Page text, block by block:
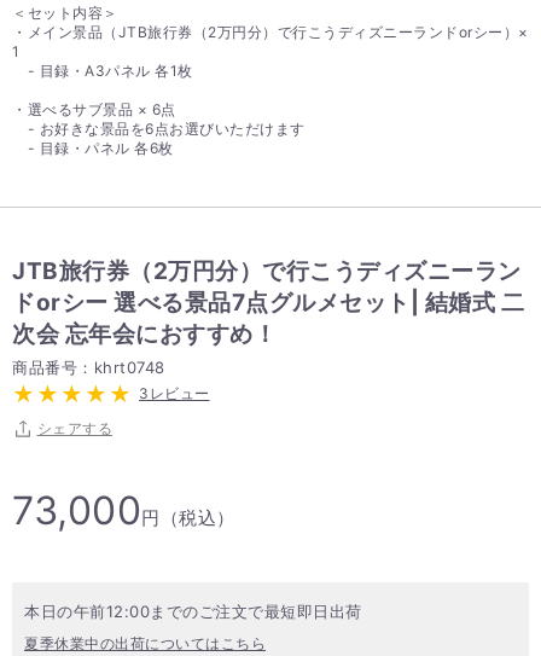
＜セット内容＞
・メイン景品（JTB旅行券（2万円分）で行こうディズニーランドorシー）×
1
- 目録・A3パネル 各1枚
・選べるサブ景品 × 6点
- お好きな景品を6点お選びいただけます
- 目録・パネル 各6枚
JTB旅行券（2万円分）で行こうディズニーラン
ドorシー 選べる景品7点グルメセット| 結婚式 二
次会 忘年会におすすめ！
商品番号：khrt0748
3レビュー
シェアする
73,000円（税込）
本日の午前12:00までのご注文で最短即日出荷
夏季休業中の出荷についてはこちら